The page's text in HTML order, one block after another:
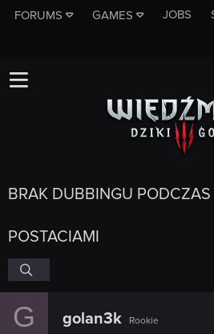
FORUMS GAMES JOBS
BRAK DUBBINGU
POSTACIAMI
G golan3k Rookie